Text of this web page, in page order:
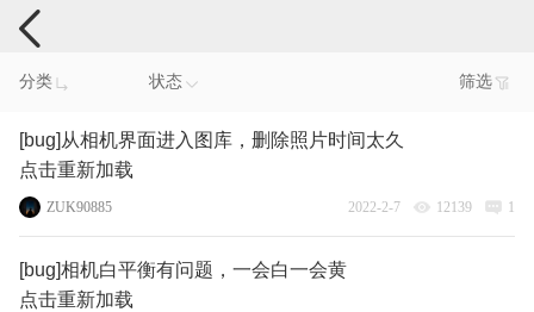
手机反馈
分类 状态 筛选
[bug]从相机界面进入图库，删除照片时间太久
点击重新加载
ZUK90885 2022-2-7 12139 1
[bug]相机白平衡有问题，一会白一会黄
点击重新加载